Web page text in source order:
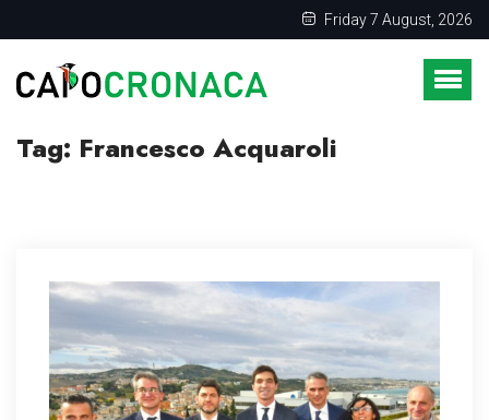
Friday 7 August, 2026
Tag: Francesco Acquaroli